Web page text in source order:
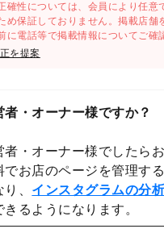
確性については、会員により任意
め保証しておりません。掲載店舗
に電話等で掲載情報についてご確
を提案
者・オーナー様ですか？
者・オーナー様でしたら
でお店のページを管理す
、 インスタグラムの分
るようになります。